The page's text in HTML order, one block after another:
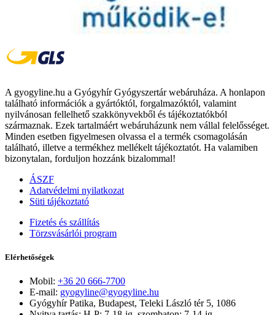
A gyogyline.hu a Gyógyhír Gyógyszertár webáruháza. A honlapon
található információk a gyártóktól, forgalmazóktól, valamint
nyilvánosan fellelhető szakkönyvekből és tájékoztatókból
származnak. Ezek tartalmáért webáruházunk nem vállal felelősséget.
Minden esetben figyelmesen olvassa el a termék csomagolásán
található, illetve a termékhez mellékelt tájékoztatót. Ha valamiben
bizonytalan, forduljon hozzánk bizalommal!
ÁSZF
Adatvédelmi nyilatkozat
Süti tájékoztató
Fizetés és szállítás
Törzsvásárlói program
Elérhetőségek
Mobil: +36 20 666-7700
E-mail: gyogyline@gyogyline.hu
Gyógyhír Patika, Budapest, Teleki László tér 5, 1086